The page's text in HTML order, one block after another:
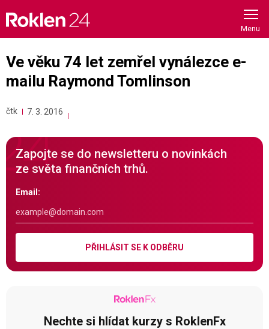
content
Ve věku 74 let zemřel vynálezce e-
mailu Raymond Tomlinson
čtk 7. 3. 2016
Zapojte se do newsletteru o novinkách
ze světa finančních trhů.
Email:
PŘIHLÁSIT SE K ODBĚRU
Nechte si hlídat kurzy s RoklenFx